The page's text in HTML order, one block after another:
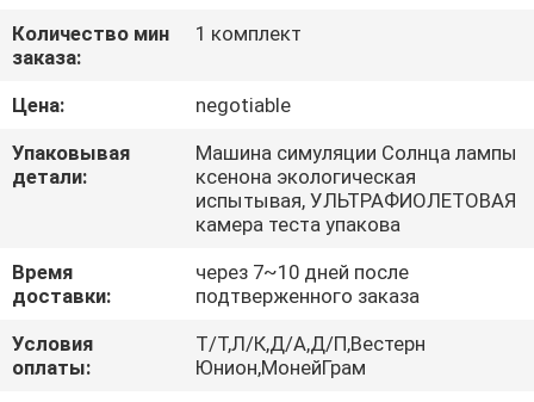
ПРОВЕРКА
КАЧЕСТВА
СВЯЖИТЕСЬ
МЫ
НОВОСТИ
СПРОСИТЕ
ЦИТАТУ
Количество мин
заказа:
1 комплект
Цена:
negotiable
Упаковывая
детали:
Машина симуляции Солнца лампы
ксенона экологическая
испытывая, УЛЬТРАФИОЛЕТОВАЯ
камера теста упакова
Время
доставки:
через 7~10 дней после
подтверженного заказа
Условия
оплаты:
Т/Т,Л/К,Д/А,Д/П,Вестерн
Юнион,МонейГрам